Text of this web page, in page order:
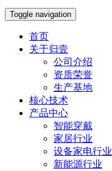
Toggle navigation
首页
关于归壹
公司介绍
资质荣誉
生产基地
核心技术
产品中心
智能穿戴
家居行业
设备家电行业
新能源行业